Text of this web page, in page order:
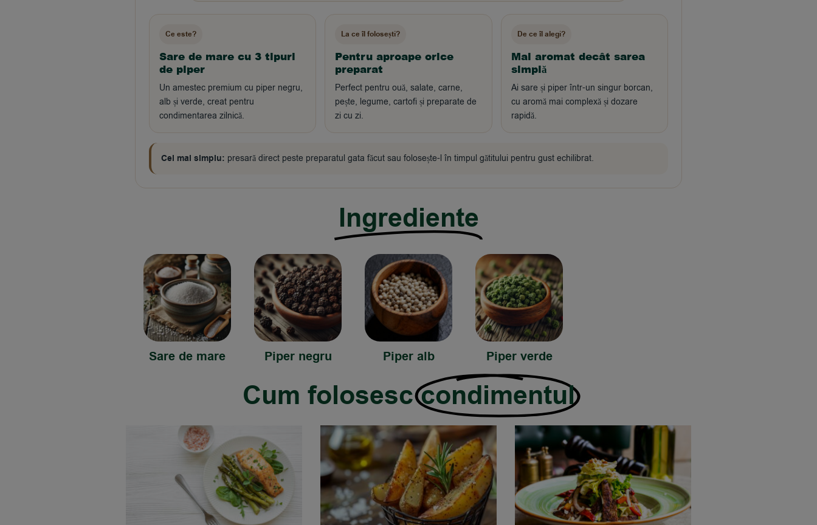
Ce este?
Sare de mare cu 3 tipuri
de piper
Un amestec premium cu piper negru,
alb și verde, creat pentru
condimentarea zilnică.
La ce îl folosești?
Pentru aproape orice
preparat
Perfect pentru ouă, salate, carne,
pește, legume, cartofi și preparate de
zi cu zi.
De ce îl alegi?
Mai aromat decât sarea
simplă
Ai sare și piper într-un singur borcan,
cu aromă mai complexă și dozare
rapidă.
Cel mai simplu: presară direct peste preparatul gata făcut sau folosește-l în timpul gătitului pentru gust echilibrat.
Ingrediente
Sare de mare Piper negru Piper alb Piper verde
Cum folosesc condimentul